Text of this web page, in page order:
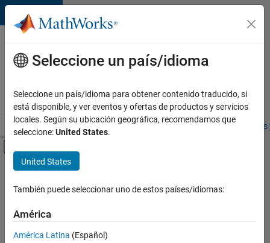
Saltar al contenido
Ofertas
de
empleo
MathWorks
Visión general Búsqueda de empleo Oficinas locales
Contenido principal
FILTRADO POR
Business Model Team
Finance and Operations
Seleccione un país/idioma
Seleccione un país/idioma para obtener contenido traducido, si
está disponible, y ver eventos y ofertas de productos y servicios
locales. Según su ubicación geográfica, recomendamos que
seleccione:United States.
United States
También puede seleccionar uno de estos países/idiomas:
América
América Latina (Español)